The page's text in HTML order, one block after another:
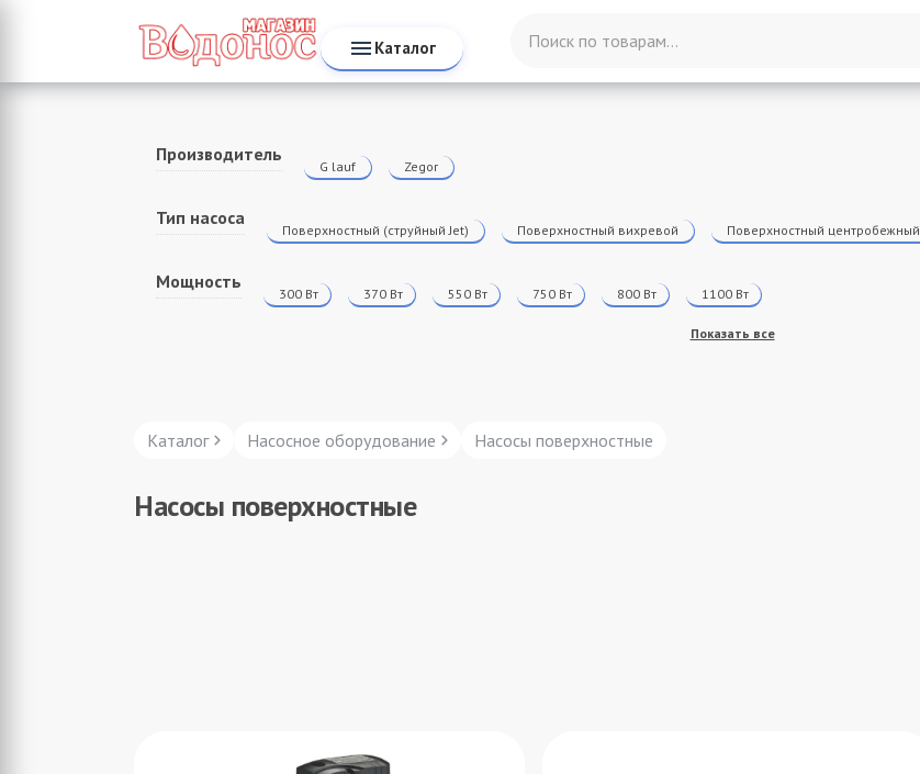
Каталог
Производитель
G lauf Zegor
Тип насоса
Поверхностный (струйный Jet) Поверхностный вихревой Поверхностный центробежный
Мощность
300 Вт 370 Вт 550 Вт 750 Вт 800 Вт 1100 Вт
Показать все
Каталог Насосное оборудование Насосы поверхностные
Насосы поверхностные